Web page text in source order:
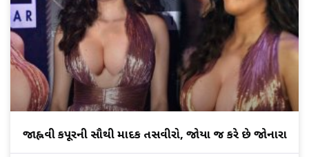
જાહ્નવી કપૂરની સૌથી માદક તસવીરો, જોયા જ કરે છે જોનારા